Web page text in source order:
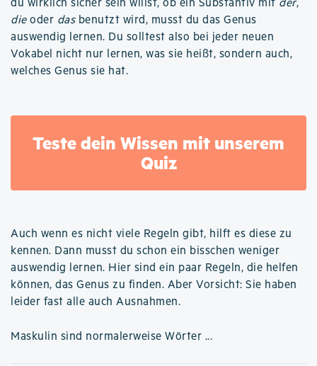
du wirklich sicher sein willst, ob ein Substantiv mit der,
dieoder dasbenutzt wird, musst du das Genus
auswendig lernen. Du solltest also bei jeder neuen
Vokabel nicht nur lernen, was sie heißt, sondern auch,
welches Genus sie hat.
Teste dein Wissen mit unserem
Quiz
Auch wenn es nicht viele Regeln gibt, hilft es diese zu
kennen. Dann musst du schon ein bisschen weniger
auswendig lernen. Hier sind ein paar Regeln, die helfen
können, das Genus zu finden. Aber Vorsicht: Sie haben
leider fast alle auch Ausnahmen.
Maskulin sind normalerweise Wörter ...